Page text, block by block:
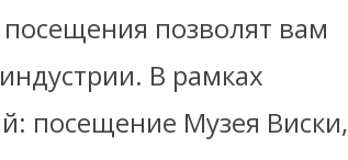
позволят вам
В рамках
посещение Музея Виски,